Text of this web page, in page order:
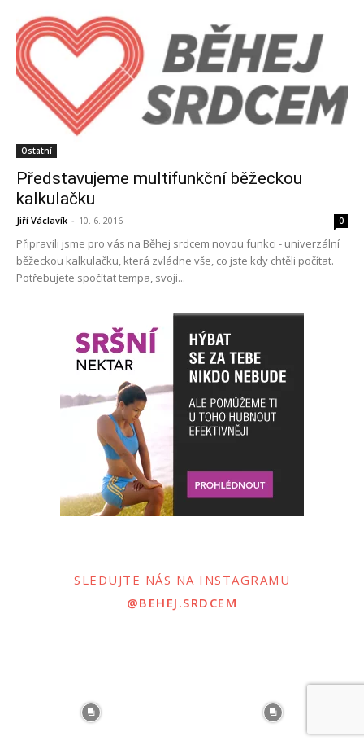
Ostatní
Představujeme multifunkční běžeckou
kalkulačku
Jiří Václavík - 10. 6. 2016 0
Připravili jsme pro vás na Běhej srdcem novou funkci - univerzální
běžeckou kalkulačku, která zvládne vše, co jste kdy chtěli počítat.
Potřebujete spočítat tempa, svoji...
SLEDUJTE NÁS NA INSTAGRAMU
@BEHEJ.SRDCEM